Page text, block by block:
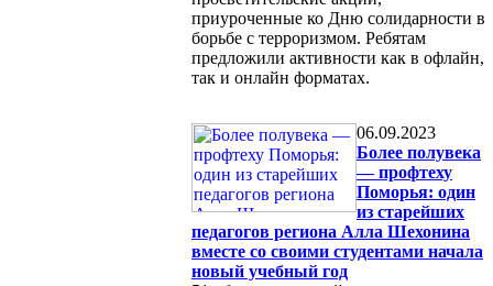
приуроченные ко Дню солидарности в
борьбе с терроризмом. Ребятам
предложили активности как в офлайн,
так и онлайн форматах.
06.09.2023
Более полувека
— профтеху
Поморья: один
из старейших
педагогов региона Алла Шехонина
вместе со своими студентами начала
новый учебный год